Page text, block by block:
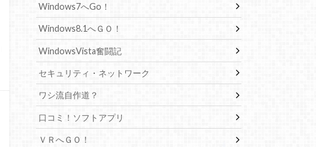
Windows7へGo！
Windows8.1へＧＯ！
WindowsVista奮闘記
セキュリティ・ネットワーク
ワシ流自作道？
口コミ！ソフトアプリ
ＶＲへＧＯ！